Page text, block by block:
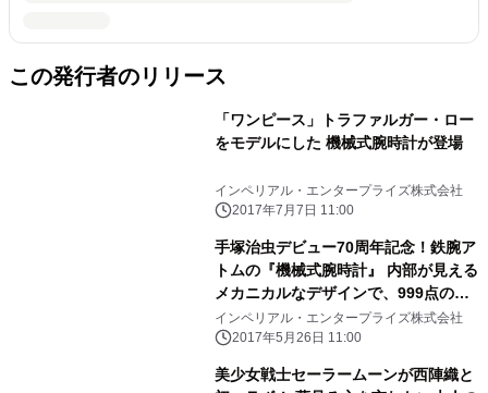
この発行者のリリース
「ワンピース」トラファルガー・ロー
をモデルにした 機械式腕時計が登場
インペリアル・エンタープライズ株式会社
2017年7月7日 11:00
手塚治虫デビュー70周年記念！鉄腕ア
トムの『機械式腕時計』 内部が見える
メカニカルなデザインで、999点の限
定発売
インペリアル・エンタープライズ株式会社
2017年5月26日 11:00
美少女戦士セーラームーンが西陣織と